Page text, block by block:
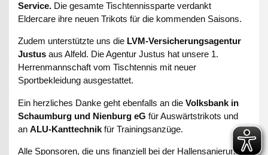
Service. Die gesamte Tischtennissparte verdankt
Eldercare ihre neuen Trikots für die kommenden Saisons.
Zudem unterstützte uns die LVM-Versicherungsagentur
Justus aus Alfeld. Die Agentur Justus hat unsere 1.
Herrenmannschaft vom Tischtennis mit neuer
Sportbekleidung ausgestattet.
Ein herzliches Danke geht ebenfalls an dieVolksbank in
Schaumburg und Nienburg eG für Auswärtstrikots und
anALU-Kanttechnik für Trainingsanzüge.
Alle Sponsoren, die uns finanziell bei der Hallensanierung